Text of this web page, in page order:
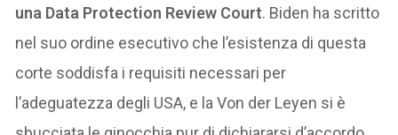
una Data Protection Review Court. Biden ha scritto
nel suo ordine esecutivo che l’esistenza di questa
corte soddisfa i requisiti necessari per
l’adeguatezza degli USA, e la Von der Leyen si è